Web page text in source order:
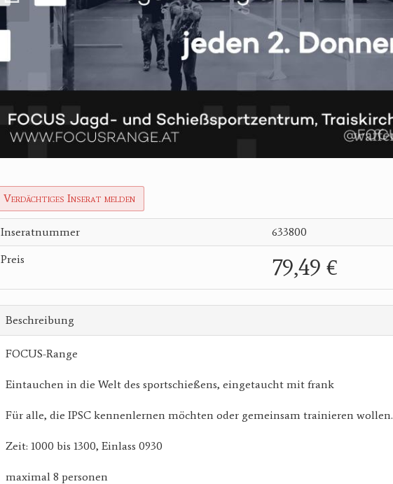
Verdächtiges Inserat melden
Inseratnummer 633800
Preis 79,49 €
Beschreibung
FOCUS-Range
Eintauchen in die Welt des sportschießens, eingetaucht mit frank
Für alle, die IPSC kennenlernen möchten oder gemeinsam trainieren wollen.
Zeit: 1000 bis 1300, Einlass 0930
maximal 8 personen